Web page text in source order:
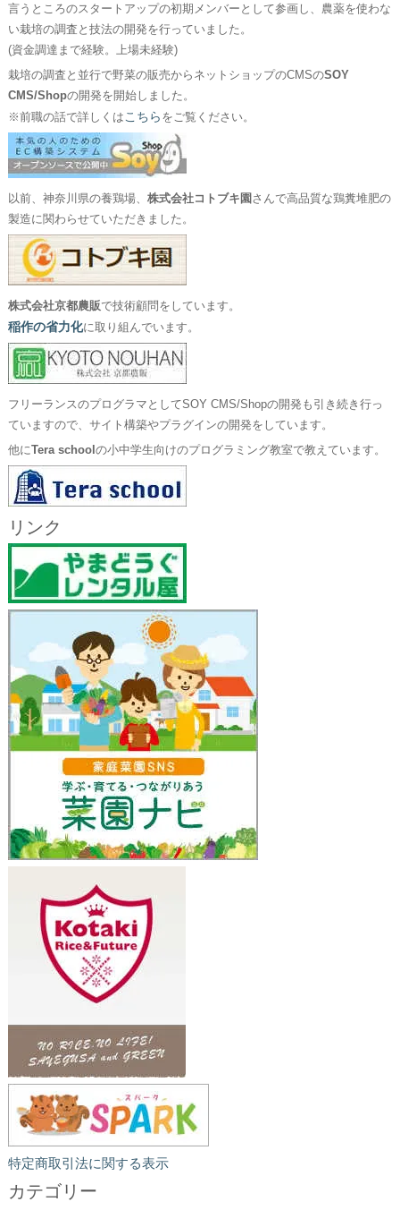
言うところのスタートアップの初期メンバーとして参画し、農薬を使わな
い栽培の調査と技法の開発を行っていました。
(資金調達まで経験。上場未経験)
栽培の調査と並行で野菜の販売からネットショップのCMSのSOY
CMS/Shopの開発を開始しました。
※前職の話で詳しくはこちら をご覧ください。
以前、神奈川県の養鶏場、 株式会社コトブキ園 さんで高品質な鶏糞堆肥の
製造に関わらせていただきました。
株式会社京都農販で技術顧問をしています。
稲作の省力化に取り組んでいます。
フリーランスのプログラマとしてSOY CMS/Shopの開発も引き続き行っ
ていますので、サイト構築やプラグインの開発をしています。
他にTera school の小中学生向けのプログラミング教室で教えています。
リンク
特定商取引法に関する表示
カテゴリー